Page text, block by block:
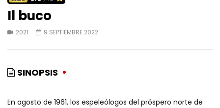
Il buco
2021 9 SEPTIEMBRE 2022
SINOPSIS
En agosto de 1961, los espeleólogos del próspero norte de